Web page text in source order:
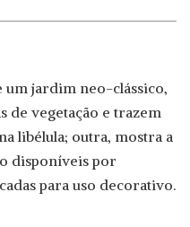
um jardim neo-clássico,
de vegetação e trazem
libélula; outra, mostra a
disponíveis por
para uso decorativo.